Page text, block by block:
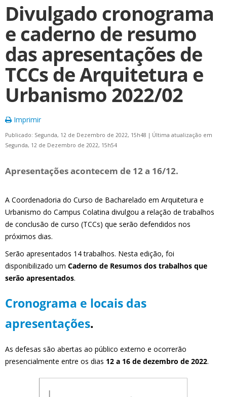
Divulgado cronograma
e caderno de resumo
das apresentações de
TCCs de Arquitetura e
Urbanismo 2022/02
Imprimir
Publicado: Segunda, 12 de Dezembro de 2022, 15h48 | Última atualização em
Segunda, 12 de Dezembro de 2022, 15h54
Apresentações acontecem de 12 a 16/12.
A Coordenadoria do Curso de Bacharelado em Arquitetura e
Urbanismo do Campus Colatina divulgou a relação de trabalhos
de conclusão de curso (TCCs) que serão defendidos nos
próximos dias.
Serão apresentados 14 trabalhos. Nesta edição, foi
disponibilizado um Caderno de Resumos dos trabalhos que
serão apresentados.
Cronograma e locais das
apresentações.
As defesas são abertas ao público externo e ocorrerão
presencialmente entre os dias 12 a 16 de dezembro de 2022.